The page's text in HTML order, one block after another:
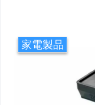
家電製品